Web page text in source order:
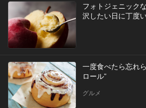
フォトジェニック
沢したい日に丁度
一度食べたら忘れ
ロール”
グルメ